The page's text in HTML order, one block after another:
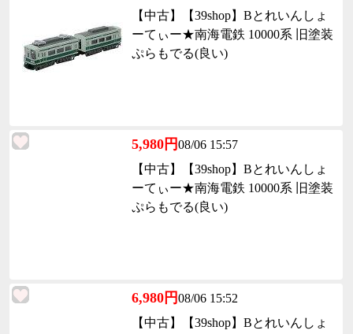
【中古】【39shop】Bとれいんしょ
ーてぃー★南海電鉄 10000系 旧塗装
ぷらもでる(良い)
5,980円08/06 15:57
【中古】【39shop】Bとれいんしょ
ーてぃー★南海電鉄 10000系 旧塗装
ぷらもでる(良い)
6,980円08/06 15:52
【中古】【39shop】Bとれいんしょ